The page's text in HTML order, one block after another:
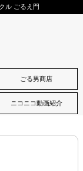
ル ごるえ門
ごる男商店
ニコニコ動画紹介